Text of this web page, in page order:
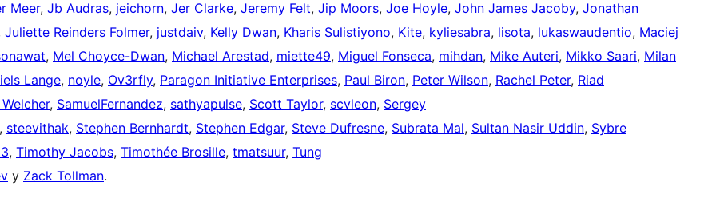
Meer, Jb Audras, jeichorn, Jer Clarke, Jeremy Felt, Jip Moors, Joe Hoyle, John James Jacoby, Jonathan
Juliette Reinders Folmer, justdaiv, Kelly Dwan, Kharis Sulistiyono, Kite, kyliesabra, lisota, lukaswaudentio, Maciej
, Mel Choyce-Dwan, Michael Arestad, miette49, Miguel Fonseca, mihdan, Mike Auteri, Mikko Saari, Milan
Lange, noyle, Ov3rfly, Paragon Initiative Enterprises, Paul Biron, Peter Wilson, Rachel Peter, Riad
, SamuelFernandez, sathyapulse, Scott Taylor, scvleon, Sergey
, steevithak, Stephen Bernhardt, Stephen Edgar, Steve Dufresne, Subrata Mal, Sultan Nasir Uddin, Sybre
, Timothy Jacobs, Timothée Brosille, tmatsuur, Tung
y Zack Tollman.